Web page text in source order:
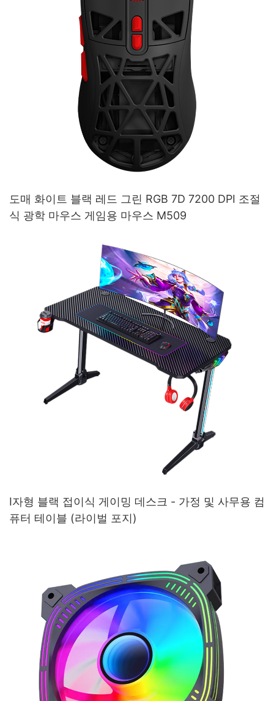
도매 화이트 블랙 레드 그린 RGB 7D 7200 DPI 조절
식 광학 마우스 게임용 마우스 M509
I자형 블랙 접이식 게이밍 데스크 - 가정 및 사무용 컴
퓨터 테이블 (라이벌 포지)